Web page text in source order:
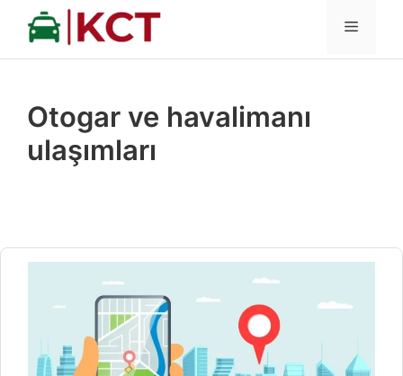
İçeriğe
MENÜ
Otogar ve havalimanı
ulaşımları